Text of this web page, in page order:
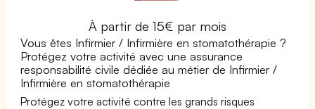
À partir de 15€ par mois
Vous êtes Infirmier / Infirmière en stomatothérapie ?
Protégez votre activité avec une assurance
responsabilité civile dédiée au métier de Infirmier /
Infirmière en stomatothérapie
Protégez votre activité contre les grands risques